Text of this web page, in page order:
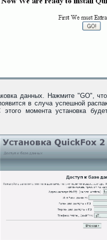
данных. Нажмите "GO",
в случа успешной
момента установка